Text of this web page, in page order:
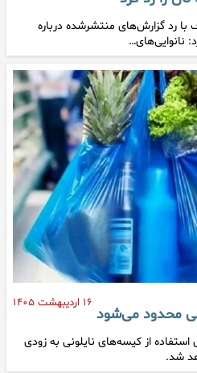
با رد گزارش‌های منتشرشده درباره
نانوایی‌های…
۱۶ اردیبهشت ۱۴۰۵
محدود می‌شود
از کیسه‌های نایلونی به زودی
شد.